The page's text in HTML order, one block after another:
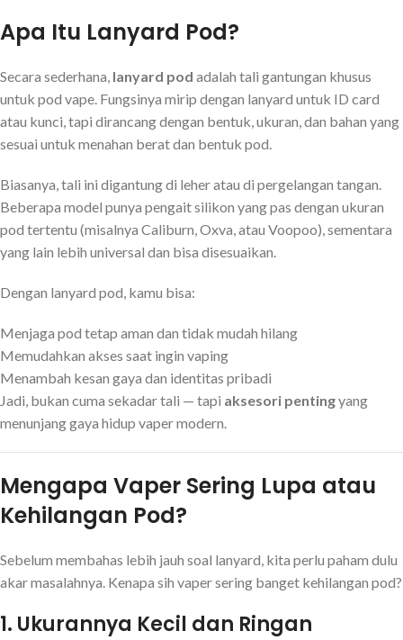
Apa Itu Lanyard Pod?
Secara sederhana, lanyard pod adalah tali gantungan khusus
untuk pod vape. Fungsinya mirip dengan lanyard untuk ID card
atau kunci, tapi dirancang dengan bentuk, ukuran, dan bahan yang
sesuai untuk menahan berat dan bentuk pod.
Biasanya, tali ini digantung di leher atau di pergelangan tangan.
Beberapa model punya pengait silikon yang pas dengan ukuran
pod tertentu (misalnya Caliburn, Oxva, atau Voopoo), sementara
yang lain lebih universal dan bisa disesuaikan.
Dengan lanyard pod, kamu bisa:
Menjaga pod tetap aman dan tidak mudah hilang
Memudahkan akses saat ingin vaping
Menambah kesan gaya dan identitas pribadi
Jadi, bukan cuma sekadar tali — tapi aksesori pentingyang
menunjang gaya hidup vaper modern.
Mengapa Vaper Sering Lupa atau
Kehilangan Pod?
Sebelum membahas lebih jauh soal lanyard, kita perlu paham dulu
akar masalahnya. Kenapa sih vaper sering banget kehilangan pod?
1. Ukurannya Kecil dan Ringan